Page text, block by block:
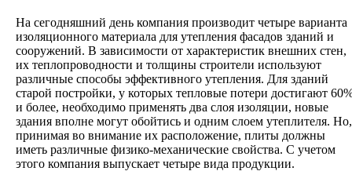
На сегодняшний день компания производит четыре варианта
изоляционного материала для утепления фасадов зданий и
сооружений. В зависимости от характеристик внешних стен,
их теплопроводности и толщины строители используют
различные способы эффективного утепления. Для зданий
старой постройки, у которых тепловые потери достигают
и более, необходимо применять два слоя изоляции, новые
здания вполне могут обойтись и одним слоем утеплителя. Но,
принимая во внимание их расположение, плиты должны
иметь различные физико-механические свойства. С учетом
этого компания выпускает четыре вида продукции.